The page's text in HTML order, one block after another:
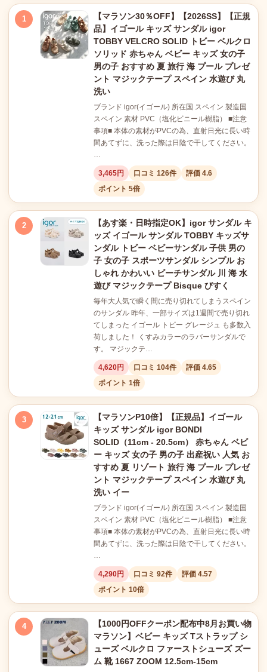
1
【マラソン30％OFF】【2026SS】【正規
品】イゴール キッズ サンダル igor
TOBBY VELCRO SOLID トビー ベルクロ
ソリッド 赤ちゃん ベビー キッズ 女の子
男の子 おすすめ 夏 旅行 海 プール プレゼ
ント マジックテープ スペイン 水遊び 丸
洗い
ブランド igor(イゴール) 所在国 スペイン 製造国
スペイン 素材 PVC（塩化ビニール樹脂） ■注意
事項■ 本体の素材がPVCの為、直射日光に長い時
間あてずに、洗った際は日陰で干してください。
…
3,465円 口コミ 126件
評価 4.6
ポイント 5倍
2
【あす楽・日時指定OK】igor サンダル キ
ッズ イゴール サンダル TOBBY キッズサ
ンダル トビー ベビーサンダル 子供 男の
子 女の子 スポーツサンダル シンプル お
しゃれ かわいい ビーチサンダル 川 海 水
遊び マジックテープ Bisque びすく
毎年大人気で瞬く間に売り切れてしまうスペイン
のサンダル 昨年、一部サイズは1週間で売り切れ
てしまった イゴール トビー グレージュ も多数入
荷しました！ くすみカラーのラバーサンダルで
す。 マジックテ…
4,620円 口コミ 104件
評価 4.65
ポイント 1倍
3
【マラソンP10倍】【正規品】イゴール
キッズ サンダル igor BONDI
SOLID（11cm - 20.5cm） 赤ちゃん ベビ
ー キッズ 女の子 男の子 出産祝い 人気 お
すすめ 夏 リゾート 旅行 海 プール プレゼ
ント マジックテープ スペイン 水遊び 丸
洗い イー
ブランド igor(イゴール) 所在国 スペイン 製造国
スペイン 素材 PVC（塩化ビニール樹脂） ■注意
事項■ 本体の素材がPVCの為、直射日光に長い時
間あてずに、洗った際は日陰で干してください。
…
4,290円 口コミ 92件
評価 4.57
ポイント 10倍
4
【1000円OFFクーポン配布中8月お買い物
マラソン】ベビー キッズ Tストラップ シ
ューズ ベルクロ ファーストシューズ ズー
ム 靴 1667 ZOOM 12.5cm-15cm